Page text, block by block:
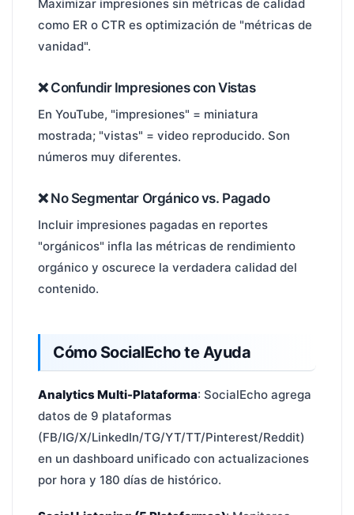
Maximizar impresiones sin métricas de calidad
como ER o CTR es optimización de "métricas de
vanidad".
❌ Confundir Impresiones con Vistas
En YouTube, "impresiones" = miniatura
mostrada; "vistas" = video reproducido. Son
números muy diferentes.
❌ No Segmentar Orgánico vs. Pagado
Incluir impresiones pagadas en reportes
"orgánicos" infla las métricas de rendimiento
orgánico y oscurece la verdadera calidad del
contenido.
Cómo SocialEcho te Ayuda
Analytics Multi-Plataforma: SocialEcho agrega
datos de 9 plataformas
(FB/IG/X/LinkedIn/TG/YT/TT/Pinterest/Reddit)
en un dashboard unificado con actualizaciones
por hora y 180 días de histórico.